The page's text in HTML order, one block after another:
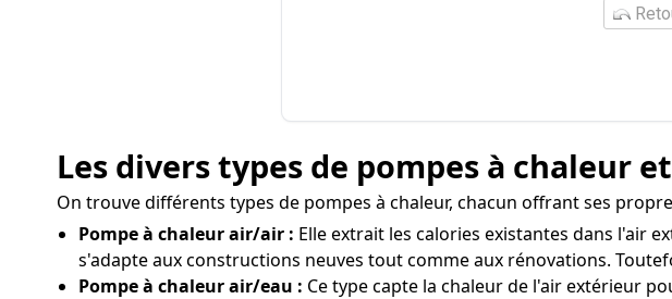
Les divers types de pompes à chaleur
On trouve différents types de pompes à chaleur, chacun offrant ses
Pompe à chaleur air/air : Elle extrait les calories existantes dans l'air
s'adapte aux constructions neuves tout comme aux rénovations.
Pompe à chaleur air/eau : Ce type capte la chaleur de l'air extérieur